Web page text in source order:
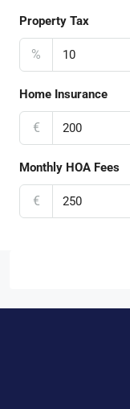
Property Tax
%
Home Insurance
€
Monthly HOA Fees
€